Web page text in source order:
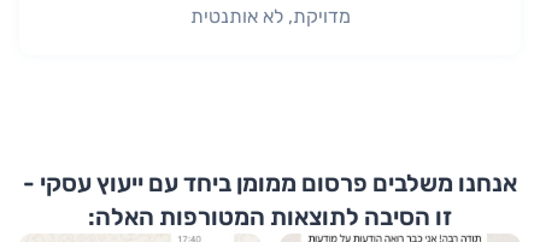
מדויקת, לא אותנטית
אנחנו משלבים פרסום ממומן ביחד עם ייעוץ עסקי -
זו הסיבה לתוצאות המטורפות האלה: